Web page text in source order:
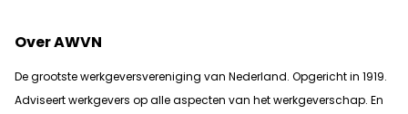
Over AWVN
De grootste werkgeversvereniging van Nederland. Opgericht in 1919.
Adviseert werkgevers op alle aspecten van het werkgeverschap. En